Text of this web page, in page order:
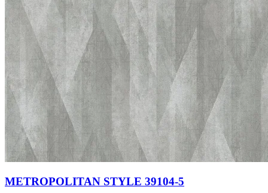
METROPOLITAN STYLE 39104-5